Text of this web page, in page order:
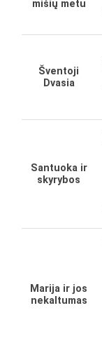
mišių metu
Šventoji
Dvasia
Santuoka ir
skyrybos
Marija ir jos
nekaltumas